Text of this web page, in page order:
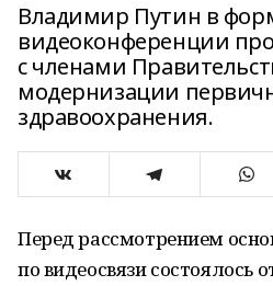
Владимир Путин в
видеоконференции
с членами
модернизации
здравоохранения.
Перед рассмотрением
по видеосвязи состоялось